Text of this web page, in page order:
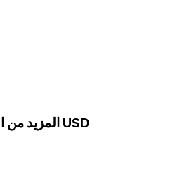
المزيد من الرسوم البيانية المباشرة USD